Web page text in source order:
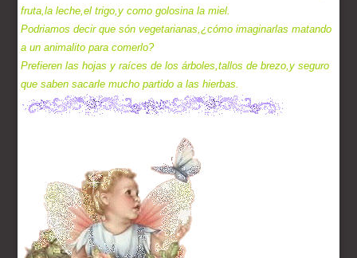
fruta,la leche,el trigo,y como golosina la miel.
Podriamos decir que són vegetarianas,¿cómo imaginarlas matando
a un animalito para comerlo?
Prefieren las hojas y raíces de los árboles,tallos de brezo,y seguro
que saben sacarle mucho partido a las hierbas.